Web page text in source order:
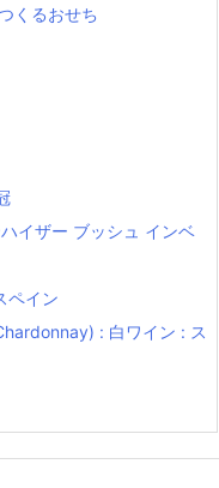
くるおせち
イザー ブッシュ インベ
ペイン
: 白ワイン : ス